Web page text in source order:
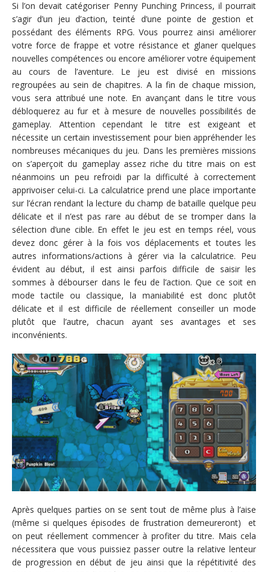
Si l’on devait catégoriser Penny Punching Princess, il pourrait
s’agir d’un jeu d’action, teinté d’une pointe de gestion et
possédant des éléments RPG. Vous pourrez ainsi améliorer
votre force de frappe et votre résistance et glaner quelques
nouvelles compétences ou encore améliorer votre équipement
au cours de l’aventure. Le jeu est divisé en missions
regroupées au sein de chapitres. A la fin de chaque mission,
vous sera attribué une note. En avançant dans le titre vous
débloquerez au fur et à mesure de nouvelles possibilités de
gameplay. Attention cependant le titre est exigeant et
nécessite un certain investissement pour bien appréhender les
nombreuses mécaniques du jeu. Dans les premières missions
on s’aperçoit du gameplay assez riche du titre mais on est
néanmoins un peu refroidi par la difficulté à correctement
apprivoiser celui-ci. La calculatrice prend une place importante
sur l’écran rendant la lecture du champ de bataille quelque peu
délicate et il n’est pas rare au début de se tromper dans la
sélection d’une cible. En effet le jeu est en temps réel, vous
devez donc gérer à la fois vos déplacements et toutes les
autres informations/actions à gérer via la calculatrice. Peu
évident au début, il est ainsi parfois difficile de saisir les
sommes à débourser dans le feu de l’action. Que ce soit en
mode tactile ou classique, la maniabilité est donc plutôt
délicate et il est difficile de réellement conseiller un mode
plutôt que l’autre, chacun ayant ses avantages et ses
inconvénients.
Après quelques parties on se sent tout de même plus à l’aise
(même si quelques épisodes de frustration demeureront) et
on peut réellement commencer à profiter du titre. Mais cela
nécessitera que vous puissiez passer outre la relative lenteur
de progression en début de jeu ainsi que la répétitivité des